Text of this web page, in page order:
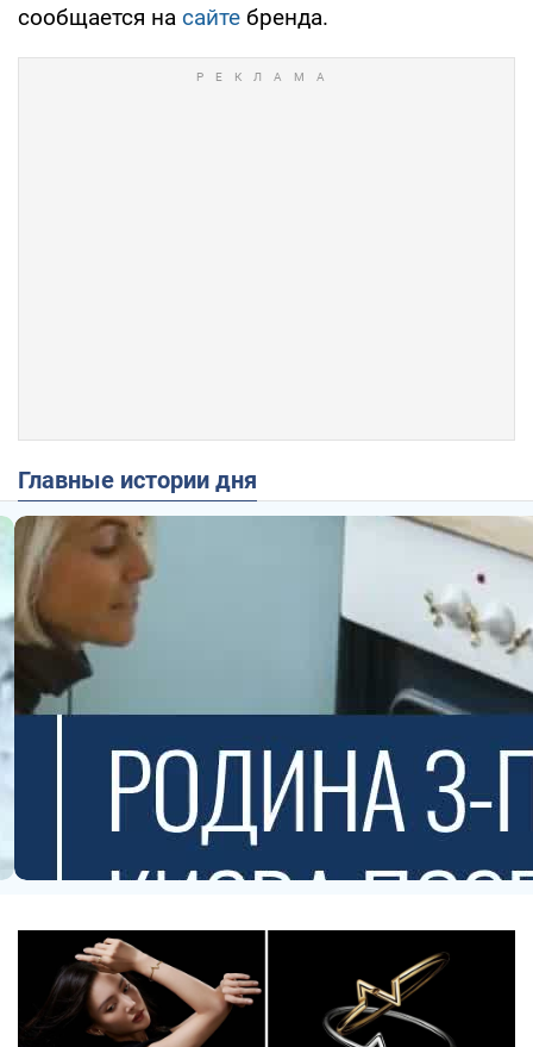
сообщается на сайте бренда.
Главные истории дня